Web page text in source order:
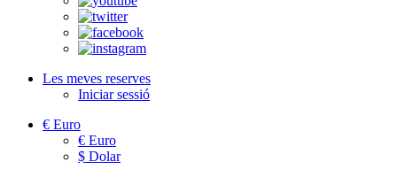
Les meves reserves
Iniciar sessió
€ Euro
€ Euro
$ Dolar